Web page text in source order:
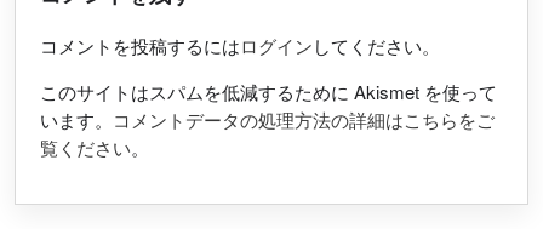
コメントを投稿するにはログインしてください。
このサイトはスパムを低減するために Akismet を使って
います。 コメントデータの処理方法の詳細はこちらをご
覧ください。